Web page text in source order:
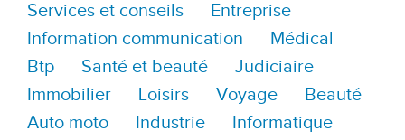
Services et conseils
Entreprise
Information communication
Médical
Btp
Santé et beauté
Judiciaire
Immobilier
Loisirs Voyage
Beauté
Auto moto
Industrie
Informatique